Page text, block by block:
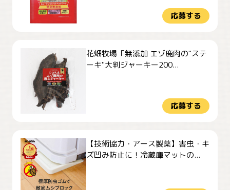
応募する
花畑牧場「無添加 エゾ鹿肉の"ステ
ーキ"大判ジャーキー200...
応募する
【技術協力・アース製薬】害虫・キ
ズ凹み防止に！冷蔵庫マットの...